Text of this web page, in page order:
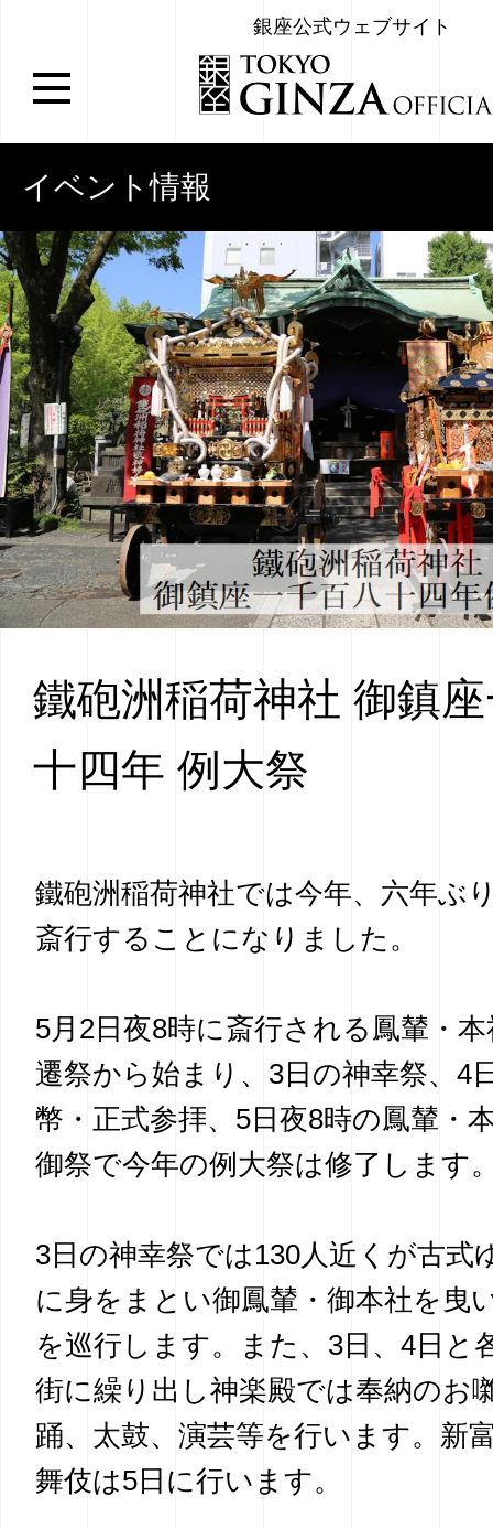
銀座公式ウェブサイト
イベント情報
鐵砲洲稲荷神社 御鎮
十四年 例大祭
鐵砲洲稲荷神社では今年、六年ぶ
斎行することになりました。
5月2日夜8時に斎行される鳳輦・
遷祭から始まり、3日の神幸祭、4
幣・正式参拝、5日夜8時の鳳輦・
御祭で今年の例大祭は修了します
3日の神幸祭では130人近くが古式
に身をまとい御鳳輦・御本社を曳
を巡行します。また、3日、4日と
街に繰り出し神楽殿では奉納のお
踊、太鼓、演芸等を行います。新
舞伎は5日に行います。